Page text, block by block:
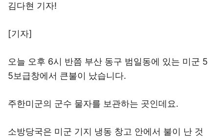
김다현 기자!
[기자]
오늘 오후 6시 반쯤 부산 동구 범일동에 있는 미군 5
5보급창에서 큰불이 났습니다.
주한미군의 군수 물자를 보관하는 곳인데요.
소방당국은 미군 기지 냉동 창고 안에서 불이 난 것